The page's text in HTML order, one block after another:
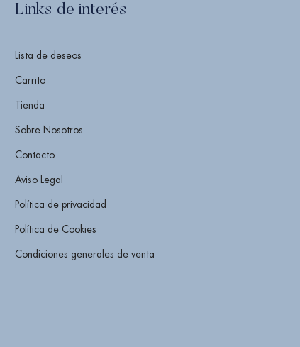
Links de interés
Lista de deseos
Carrito
Tienda
Sobre Nosotros
Contacto
Aviso Legal
Política de privacidad
Política de Cookies
Condiciones generales de venta